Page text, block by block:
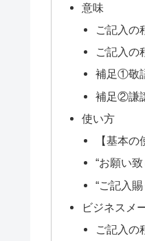
意味
ご記入の
ご記入の
補足①敬
補足②謙
使い方
【基本
“お願い
“ご記入
ビジネスメ
ご記入の